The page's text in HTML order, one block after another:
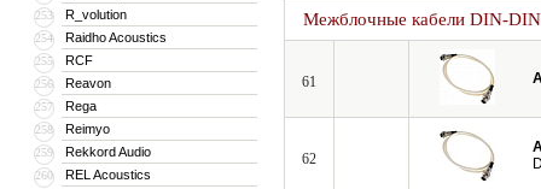
253 R_volution
254 Raidho Acoustics
255 RCF
256 Reavon
257 Rega
258 Reimyo
259 Rekkord Audio
260 REL Acoustics
Межблочные кабели DIN-DIN
61
62